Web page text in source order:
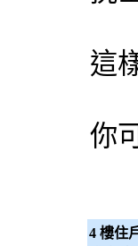
這
你
4 樓住